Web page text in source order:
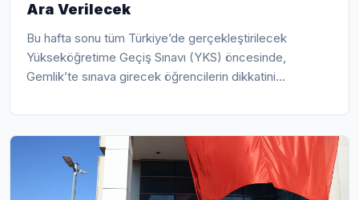
Ara Verilecek
Bu hafta sonu tüm Türkiye’de gerçekleştirilecek
Yükseköğretime Geçiş Sınavı (YKS) öncesinde,
Gemlik’te sınava girecek öğrencilerin dikkatini
bir karar alındı. Gemlik Belediyesi, sınav günlerinde okul
çevrelerinde sessizliğin sağlanması için harekete geçti.